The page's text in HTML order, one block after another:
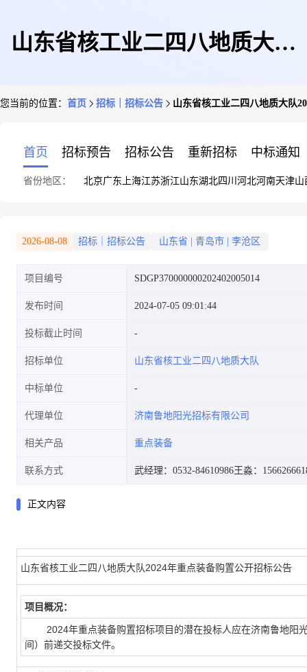
山东省核工业二四八地质大队
您当前的位置： 首页 招标｜招标公告 山东省核工业二四八地质大队
首页 招标预告 招标公告 重新招标 中标通知
省份地区： 北京广东 上海江苏浙江山东湖北四川 河北河南天津山
2026-08-08 招标｜招标公告 山东省 青岛市 李沧区
项目编号 SDGP370000000202402005014
发布时间 2024-07-05 09:01:44
投标截止时间
招标单位 山东省核工业二四八地质大队
中标单位
代理单位 济南鲁地阳光招标有限公司
相关产品 重点装备
联系方式 武经理：0532-84610986王淼：
正文内容
山东省核工业二四八地质大队2024年重点装备购置公开招标公告
项目概况：
2024年重点装备购置招标项目的潜在投标人应在济南鲁地阳
间）前递交投标文件。